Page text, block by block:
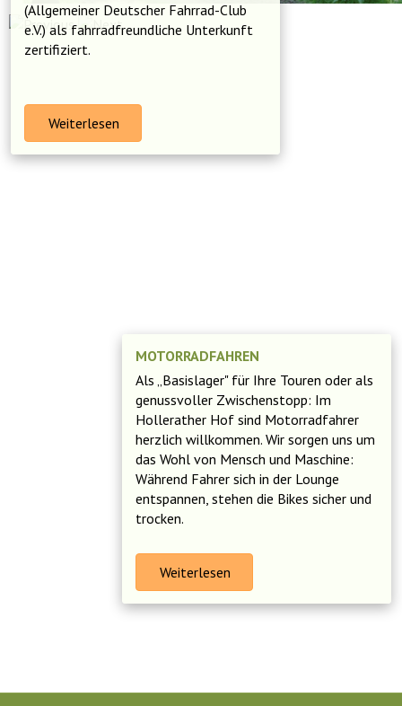
(Allgemeiner Deutscher Fahrrad-Club
e.V.) als fahrradfreundliche Unterkunft
zertifiziert.
Weiterlesen
MOTORRADFAHREN
Als „Basislager" für Ihre Touren oder als
genussvoller Zwischenstopp: Im
Hollerather Hof sind Motorradfahrer
herzlich willkommen. Wir sorgen uns um
das Wohl von Mensch und Maschine:
Während Fahrer sich in der Lounge
entspannen, stehen die Bikes sicher und
trocken.
Weiterlesen